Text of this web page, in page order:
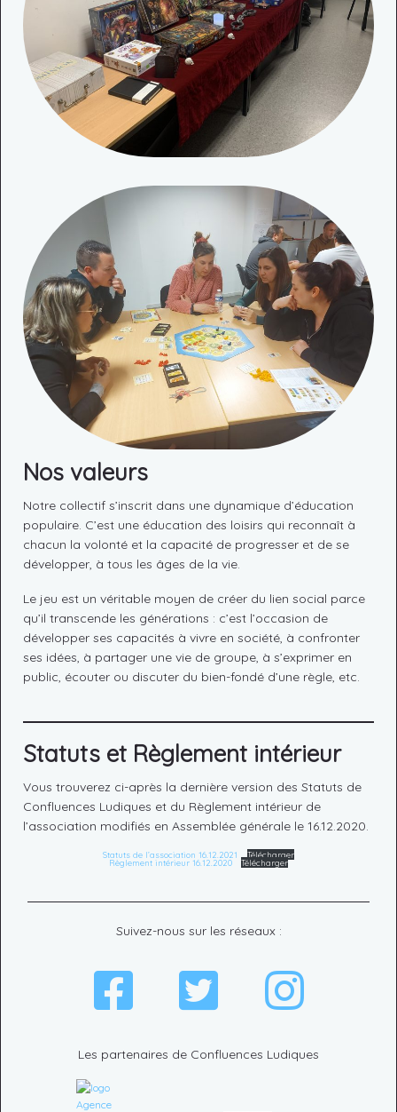
Nos valeurs
Notre collectif s’inscrit dans une dynamique d’éducation
populaire. C’est une éducation des loisirs qui reconnaît à
chacun la volonté et la capacité de progresser et de se
développer, à tous les âges de la vie.
Le jeu est un véritable moyen de créer du lien social parce
qu’il transcende les générations : c’est l’occasion de
développer ses capacités à vivre en société, à confronter
ses idées, à partager une vie de groupe, à s’exprimer en
public, écouter ou discuter du bien-fondé d’une règle, etc.
Statuts et Règlement intérieur
Vous trouverez ci-après la dernière version des Statuts de
Confluences Ludiques et du Règlement intérieur de
l’association modifiés en Assemblée générale le 16.12.2020.
Statuts de l’association 16.12.2021 Télécharger
Règlement intérieur 16.12.2020 Télécharger
Les partenaires de Confluences Ludiques
Suivez-nous sur les réseaux :